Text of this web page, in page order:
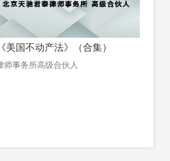
国不动产法》（合集）
师事务所高级合伙人